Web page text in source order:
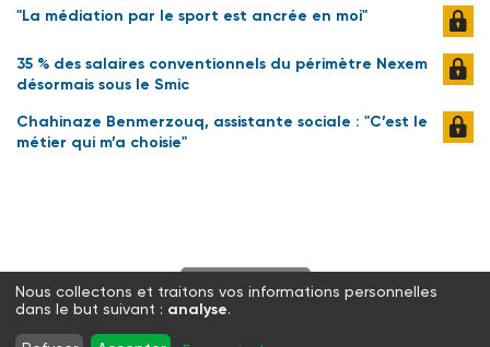
"La médiation par le sport est ancrée en moi"
35 % des salaires conventionnels du périmètre Nexem
désormais sous le Smic
Chahinaze Benmerzouq, assistante sociale : "C’est le
métier qui m’a choisie"
S'abonner
Twitter Facebook
Nous collectons et traitons vos informations personnelles
dans le but suivant : analyse.